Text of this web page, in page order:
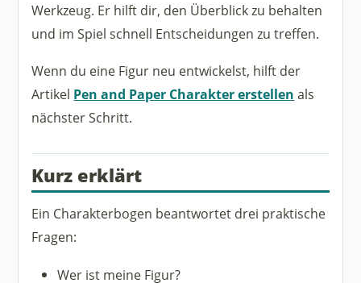
Werkzeug. Er hilft dir, den Überblick zu behalten
und im Spiel schnell Entscheidungen zu treffen.
Wenn du eine Figur neu entwickelst, hilft der
Artikel Pen and Paper Charakter erstellen als
nächster Schritt.
Kurz erklärt
Ein Charakterbogen beantwortet drei praktische
Fragen:
Wer ist meine Figur?